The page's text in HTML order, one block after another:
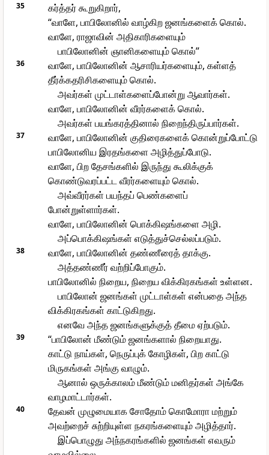
35
கர்த்தர் கூறுகிறார்,
“வாளே, பாபிலோனில் வாழ்கிற ஜனங்களைக் கொல்.
வாளே, ராஜாவின் அதிகாரிகளையும்
பாபிலோனின் ஞானிகளையும் கொல்”
36
வாளே, பாபிலோனின் ஆசாரியர்களையும், கள்ளத்
தீர்க்கதரிசிகளையும் கொல்.
அவர்கள் முட்டாள்களைப்போன்று ஆவார்கள்.
வாளே, பாபிலோனின் வீரர்களைக் கொல்.
அவர்கள் பயங்கரத்தினால் நிறைந்திருப்பார்கள்.
37
வாளே, பாபிலோனின் குதிரைகளைக் கொன்றுப்போட்டு
பாபிலோனிய இரதங்களை அழித்துப்போடு.
வாளே, பிற தேசங்களில் இருந்து கூலிக்குக்
கொண்டுவரப்பட்ட வீரர்களையும் கொல்.
அவ்வீரர்கள் பயந்தப் பெண்களைப்
போன்றுள்ளார்கள்.
வாளே, பாபிலோனின் பொக்கிஷங்களை அழி.
அப்பொக்கிஷங்கள் எடுத்துச்செல்லப்படும்.
38
வாளே, பாபிலோனின் தண்ணீரைத் தாக்கு.
அத்தண்ணீர் வற்றிப்போகும்.
பாபிலோனில் நிறைய, நிறைய விக்கிரகங்கள் உள்ளன.
பாபிலோன் ஜனங்கள் முட்டாள்கள் என்பதை அந்த
விக்கிரகங்கள் காட்டுகிறது.
எனவே அந்த ஜனங்களுக்குத் தீமை ஏற்படும்.
39
“பாபிலோன் மீண்டும் ஜனங்களால் நிறையாது.
காட்டு நாய்கள், நெருப்புக் கோழிகள், பிற காட்டு
மிருகங்கள் அங்கு வாழும்.
ஆனால் ஒருக்காலம் மீண்டும் மனிதர்கள் அங்கே
வாழமாட்டார்கள்.
40
தேவன் முழுமையாக சோதோம் கொமோரா மற்றும்
அவற்றைச் சுற்றியுள்ள நகரங்களையும் அழித்தார்.
இப்பொழுது அந்நகரங்களில் ஜனங்கள் எவரும்